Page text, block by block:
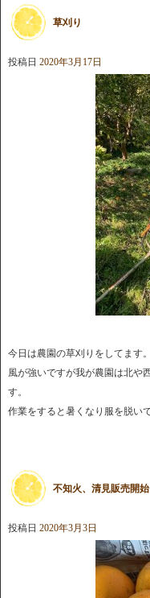
草刈り
投稿日 2020年3月17日
今日は農園の草刈りをしてます。
風が強いですが我が農園は北や
す。
作業をすると暑くなり服を脱いで
不知火、清見販売開
投稿日 2020年3月3日